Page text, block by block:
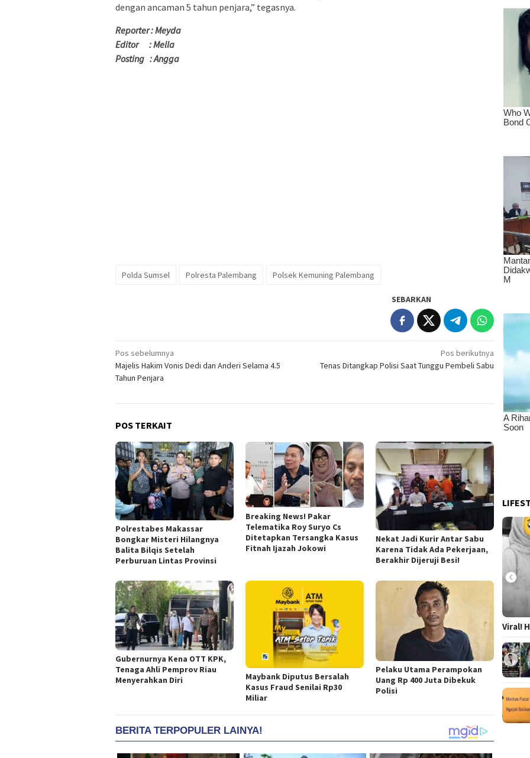
dengan ancaman 5 tahun penjara,” tegasnya.
Reporter : Meyda
Editor : Mella
Posting : Angga
Polda Sumsel Polresta Palembang Polsek Kemuning Palembang
SEBARKAN
Navigasi
pos
Pos sebelumnya
Majelis Hakim Vonis Dedi dan Anderi Selama 4.5
Tahun Penjara‎
Pos berikutnya
Tenas Ditangkap Polisi Saat Tunggu Pembeli Sabu
POS TERKAIT
Polrestabes Makassar
Bongkar Misteri Hilangnya
Balita Bilqis Setelah
Perburuan Lintas Provinsi
Breaking News! Pakar
Telematika Roy Suryo Cs
Ditetapkan Tersangka Kasus
Fitnah Ijazah Jokowi
Nekat Jadi Kurir Antar Sabu
Karena Tidak Ada Pekerjaan,
Berakhir Dijeruji Besi!
Gubernurnya Kena OTT KPK,
Tenaga Ahli Pemprov Riau
Menyerahkan Diri
Maybank Diputus Bersalah
Kasus Fraud Senilai Rp30
Miliar
Pelaku Utama Perampokan
Uang Rp 400 Juta Dibekuk
Polisi
Viral!